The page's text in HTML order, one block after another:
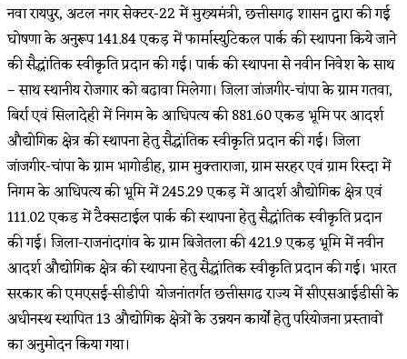
नवा रायपुर, अटल नगर सेक्टर-22 में मुख्यमंत्री, छत्तीसगढ़ शासन द्वारा की गई
घोषणा के अनुरूप 141.84 एकड़ में फार्मास्युटिकल पार्क की स्थापना किये जाने
की सैद्धांतिक स्वीकृति प्रदान की गई। पार्क की स्थापना से नवीन निवेश के साथ
– साथ स्थानीय रोजगार को बढावा मिलेगा। जिला जांजगीर-चांपा के ग्राम गतवा,
बिर्रा एवं सिलादेही में निगम के आधिपत्य की 881.60 एकड भूमि पर आदर्श
औद्योगिक क्षेत्र की स्थापना हेतु सैद्धांतिक स्वीकृति प्रदान की गई। जिला
जांजगीर-चांपा के ग्राम भागोडीह, ग्राम मुक्ताराजा, ग्राम सरहर एवं ग्राम रिस्दा में
निगम के आधिपत्य की भूमि में 245.29 एकड़ में आदर्श औद्योगिक क्षेत्र एवं
111.02 एकड में टैक्सटाईल पार्क की स्थापना हेतु सैद्धांतिक स्वीकृति प्रदान
की गई। जिला-राजनांदगांव के ग्राम बिजेतला की 421.9 एकड़ भूमि में नवीन
आदर्श औद्योगिक क्षेत्र की स्थापना हेतु सैद्धांतिक स्वीकृति प्रदान की गई। भारत
सरकार की एमएसई-सीडीपी योजनांतर्गत छत्तीसगढ राज्य में सीएसआईडीसी के
अधीनस्थ स्थापित 13 औद्योगिक क्षेत्रों के उन्नयन कार्यों हेतु परियोजना प्रस्तावों
का अनुमोदन किया गया।